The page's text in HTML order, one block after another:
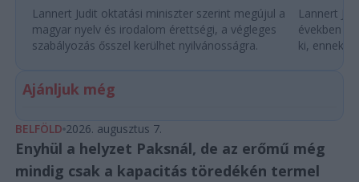
Lannert Judit oktatási miniszter szerint megújul a
magyar nyelv és irodalom érettségi, a végleges
szabályozás ősszel kerülhet nyilvánosságra.
Lannert
években
ki, ennek
Ajánljuk még
BELFÖLD 2026. augusztus 7.
Enyhül a helyzet Paksnál, de az erőmű még
mindig csak a kapacitás töredékén termel